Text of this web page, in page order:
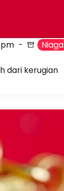
Niaga
dari kerugian